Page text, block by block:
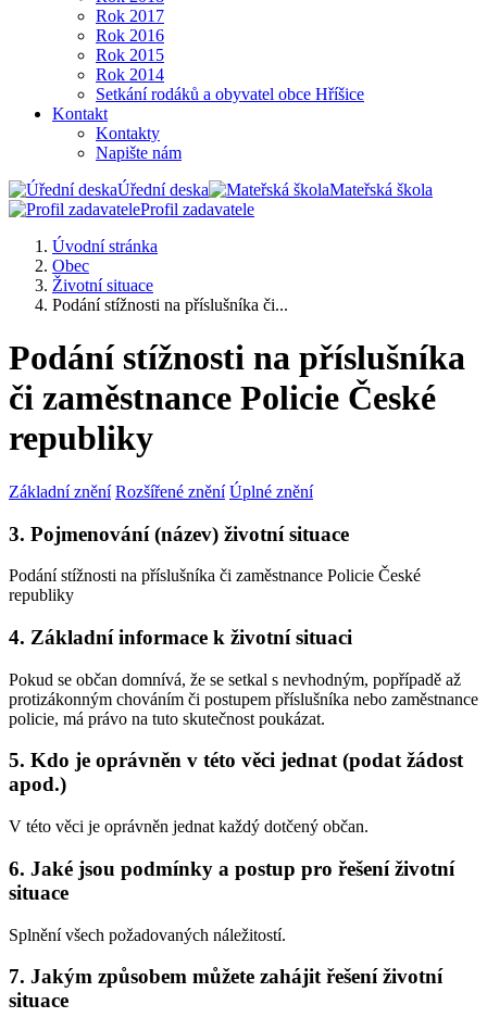
Rok 2017
Rok 2016
Rok 2015
Rok 2014
Setkání rodáků a obyvatel obce Hříšice
Kontakt
Kontakty
Napište nám
Úřední deska
Mateřská škola
Profil zadavatele
Úvodní stránka
Obec
Životní situace
Podání stížnosti na příslušníka či...
Podání stížnosti na příslušníka
či zaměstnance Policie České
republiky
Základní znění Rozšířené znění Úplné znění
3. Pojmenování (název) životní situace
Podání stížnosti na příslušníka či zaměstnance Policie České
republiky
4. Základní informace k životní situaci
Pokud se občan domnívá, že se setkal s nevhodným, popřípadě až
protizákonným chováním či postupem příslušníka nebo zaměstnance
policie, má právo na tuto skutečnost poukázat.
5. Kdo je oprávněn v této věci jednat (podat žádost
apod.)
V této věci je oprávněn jednat každý dotčený občan.
6. Jaké jsou podmínky a postup pro řešení životní
situace
Splnění všech požadovaných náležitostí.
7. Jakým způsobem můžete zahájit řešení životní
situace